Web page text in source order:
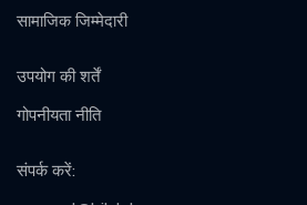
सामाजिक जिम्मेदारी
उपयोग की शर्तें
गोपनीयता नीति
संपर्क करें: